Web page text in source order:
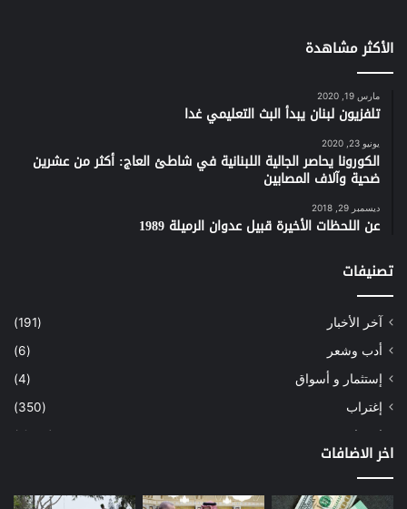
الأكثر مشاهدة
مارس 19, 2020
تلفزيون لبنان يبدأ البث التعليمي غدا
يونيو 23, 2020
الكورونا يحاصر الجالية اللبنانية في شاطئ العاج: أكثر من عشرين
ضحية وآلاف المصابين
ديسمبر 29, 2018
عن اللحظات الأخيرة قبيل عدوان الرميلة 1989
تصنيفات
آخر الأخبار
(191)
أدب وشعر
(6)
إستثمار و أسواق
(4)
إغتراب
(350)
إقتصاد
(1٬041)
إعمار
(3)
اخر الاضافات